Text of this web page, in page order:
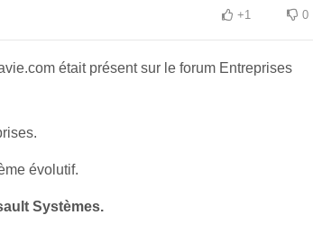
+1 0
était présent sur le forum Entreprises
évolutif.
Systèmes.